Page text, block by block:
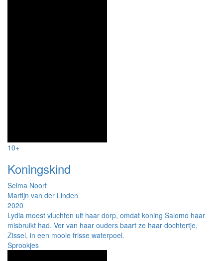
10+
Koningskind
Selma Noort
Martijn van der Linden
2020
Lydia moest vluchten uit haar dorp, omdat koning Salomo haar
misbruikt had. Ver van haar ouders baart ze haar dochtertje,
Zissel, in een mooie frisse waterpoel.
Sprookjes